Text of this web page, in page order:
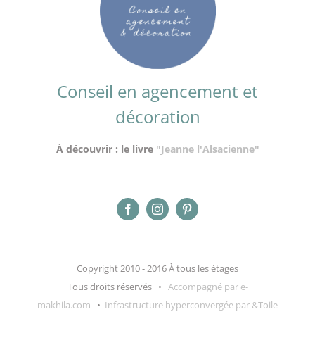
Conseil en agencement et
décoration
À découvrir : le livre "Jeanne l'Alsacienne"
Copyright 2010 - 2016 À tous les étages
Tous droits réservés • Accompagné par e-
makhila.com • Infrastructure hyperconvergée par &Toile